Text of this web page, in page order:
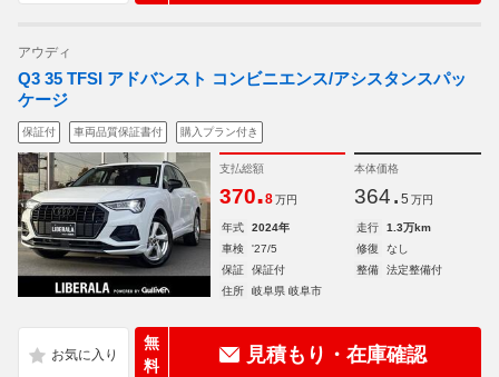
アウディ
Q3 35 TFSI アドバンスト コンビニエンス/アシスタンスパッ
ケージ
保証付 車両品質保証書付 購入プラン付き
支払総額
370.8 万円
本体価格
364. 5 万円
年式 2024年 走行
1.3万km
車検
'27/5 修復
なし
保証
保証付 整備
法定整備付
住所
岐阜県 岐阜市
無
料
見積もり・在庫確認